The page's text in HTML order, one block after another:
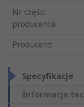
Nr części
producenta:
Producent:
Specyfikacje
Informacje